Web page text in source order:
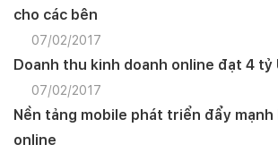
cho các bên
07/02/2017
Doanh thu kinh doanh online đạt 4 tỷ
07/02/2017
Nền tảng mobile phát triển đẩy mạnh
online